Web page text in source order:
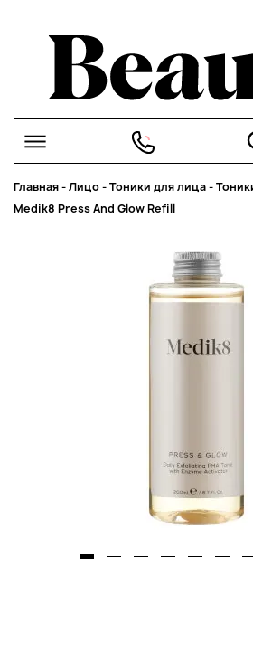
Главная-Лицо-Тоники для лица-
Medik8 Press And Glow Refill